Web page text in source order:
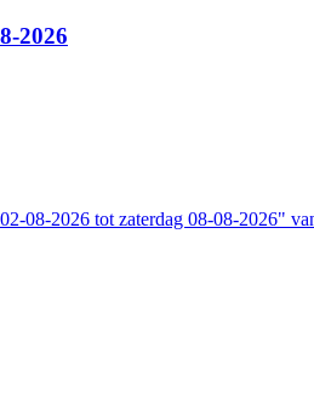
2026
08-2026 tot zaterdag 08-08-2026"